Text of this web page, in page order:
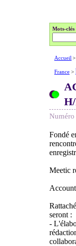
Mots-clés
Accueil >
France >
Numéro
Fondé
Meetic
seront :
-